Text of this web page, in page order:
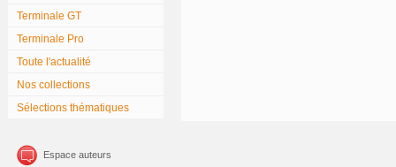
Terminale GT
Terminale Pro
Toute l'actualité
Nos collections
Sélections thématiques
Espace auteurs